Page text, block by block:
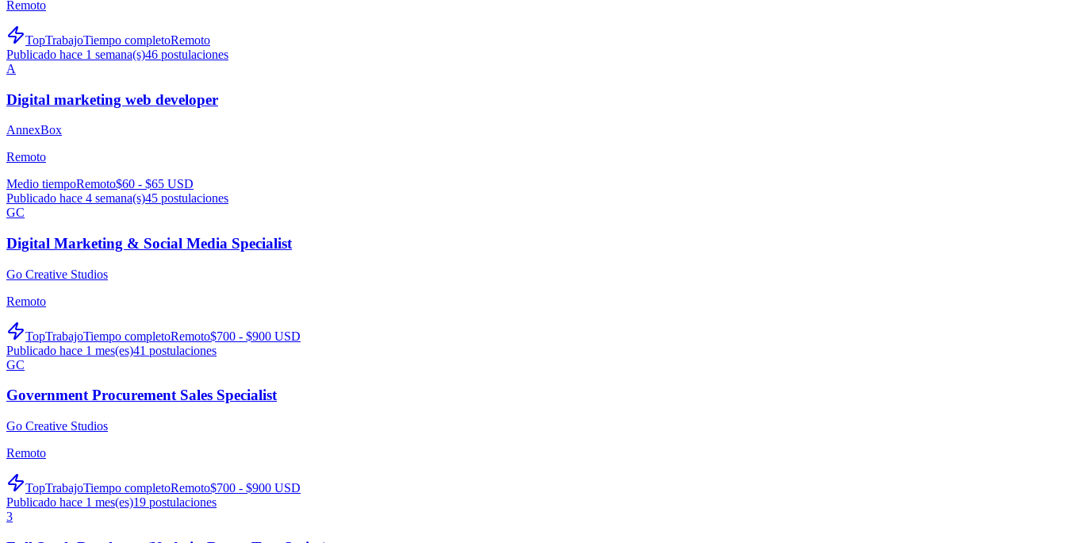
Remoto
TopTrabajoTiempo completoRemoto
Publicado hace 1 semana(s)46 postulaciones
A
Digital marketing web developer
AnnexBox
Remoto
Medio tiempoRemoto$60 - $65 USD
Publicado hace 4 semana(s)45 postulaciones
GC
Digital Marketing & Social Media Specialist
Go Creative Studios
Remoto
TopTrabajoTiempo completoRemoto$700 - $900 USD
Publicado hace 1 mes(es)41 postulaciones
GC
Government Procurement Sales Specialist
Go Creative Studios
Remoto
TopTrabajoTiempo completoRemoto$700 - $900 USD
Publicado hace 1 mes(es)19 postulaciones
3